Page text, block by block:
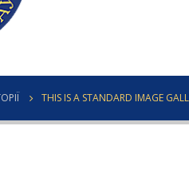
THIS IS A STANDARD IMAGE